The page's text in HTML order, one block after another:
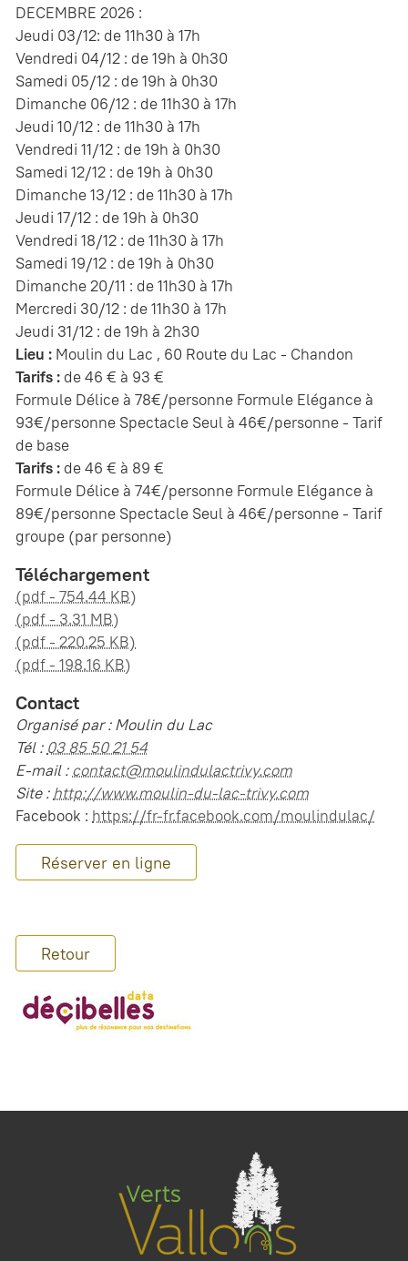
DECEMBRE 2026 :
Jeudi 03/12: de 11h30 à 17h
Vendredi 04/12 : de 19h à 0h30
Samedi 05/12 : de 19h à 0h30
Dimanche 06/12 : de 11h30 à 17h
Jeudi 10/12 : de 11h30 à 17h
Vendredi 11/12 : de 19h à 0h30
Samedi 12/12 : de 19h à 0h30
Dimanche 13/12 : de 11h30 à 17h
Jeudi 17/12 : de 19h à 0h30
Vendredi 18/12 : de 11h30 à 17h
Samedi 19/12 : de 19h à 0h30
Dimanche 20/11 : de 11h30 à 17h
Mercredi 30/12 : de 11h30 à 17h
Jeudi 31/12 : de 19h à 2h30
Lieu : Moulin du Lac , 60 Route du Lac - Chandon
Tarifs : de 46 € à 93 €
Formule Délice à 78€/personne Formule Elégance à
93€/personne Spectacle Seul à 46€/personne - Tarif
de base
Tarifs : de 46 € à 89 €
Formule Délice à 74€/personne Formule Elégance à
89€/personne Spectacle Seul à 46€/personne - Tarif
groupe (par personne)
Téléchargement
(pdf - 754.44 KB)
(pdf - 3.31 MB)
(pdf - 220.25 KB)
(pdf - 198.16 KB)
Contact
Organisé par : Moulin du Lac
Tél : 03 85 50 21 54
E-mail :contact@moulindulactrivy.com
Site :http://www.moulin-du-lac-trivy.com
Facebook : https://fr-fr.facebook.com/moulindulac/
Réserver en ligne
Retour